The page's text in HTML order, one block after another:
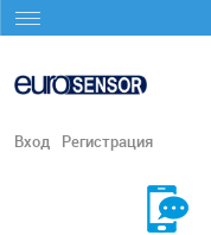
Вход Регистрация